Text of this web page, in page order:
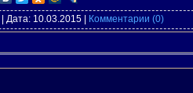
| Дата: 10.03.2015 Комментарии (0)